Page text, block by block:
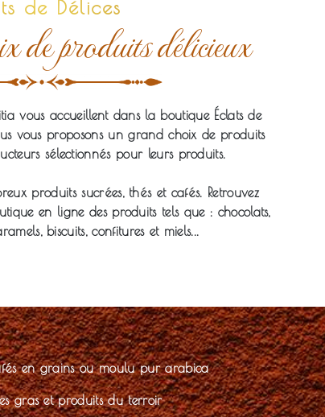
de Délices
produits délicieux
vous accueillent dans la boutique Éclats de
vous proposons un grand choix de produits
sélectionnés pour leurs produits.
produits sucrées, thés et cafés. Retrouvez
en ligne des produits tels que : chocolats,
biscuits, confitures et miels...
en grains ou moulu pur arabica
gras et produits du terroir